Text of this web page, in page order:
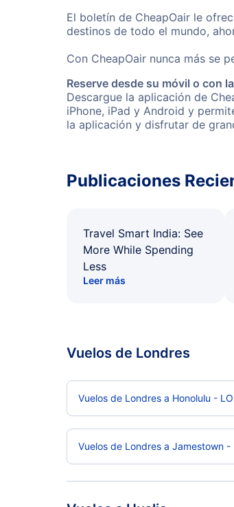
El boletín de CheapOair le
destinos de todo el mundo,
Con CheapOair nunca más se
Reserve desde su móvil o con
Descargue la aplicación de
iPhone, iPad y Android y
la aplicación y disfrutar de
Publicaciones
Travel Smart India: See
More While Spending
Less
Leer más
Vuelos de Londres
Vuelos de Londres a Honolulu -
Vuelos de Londres a Jamestown -